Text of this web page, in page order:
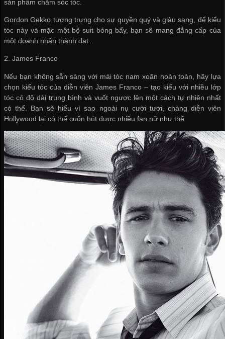
sản phẩm chăm sóc tóc.
Gordon Gekko tượng trưng cho sự quyền quý và giàu sang, để kiểu
tóc này và mặc một bộ suit bóng bẩy, bạn sẽ mang đẳng cấp của
một doanh nhân thành đạt.
2. James Franco
Nếu bạn không sẵn sàng với mái tóc nam xoăn hoàn toàn, hãy lựa
chọn kiểu tóc của diễn viên James Franco – tạo kiểu với nhiều lớp
tóc có độ dài trung bình và vuốt ngược lên một cách tự nhiên nhất
có thể. Bạn sẽ hiểu vì sao ngoài nụ cười tươi, chàng diễn viên
Hollywood lại có thể cuốn hút được nhiều fan nữ như thế